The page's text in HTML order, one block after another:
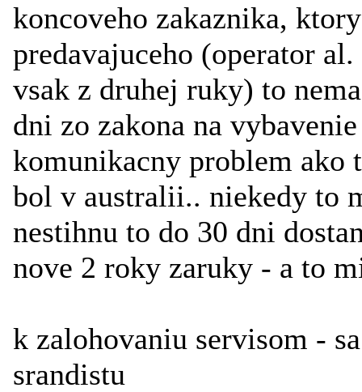
koncoveho zakaznika,
predavajuceho (operator
vsak z druhej ruky) to
dni zo zakona na
komunikacny problem ako
bol v australii.. niekedy to
nestihnu to do 30 dni
nove 2 roky zaruky - a to
k zalohovaniu servisom -
srandistu